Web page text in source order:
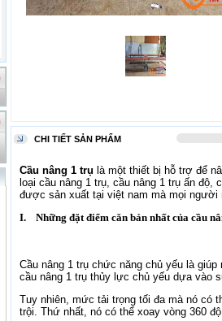
CHI TIẾT SẢN PHẨM
Cầu nâng 1 trụ là một thiết bị hỗ trợ để
loại cầu nâng 1 trụ, cầu nâng 1 trụ ấn
được sản xuất tại việt nam mà mọi người
I.
Những đặt điểm căn bản nhất của cầu
Cầu nâng 1 trụ chức năng chủ yếu là
cầu nâng 1 trụ thủy lực chủ yếu dựa vào
Tuy nhiên, mức tải trọng tối đa mà nó có
trội. Thứ nhất, nó có thể xoay vòng 360